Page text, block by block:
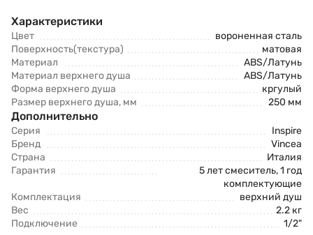
Характеристики
Цвет
вороненная сталь
Поверхность(текстура)
матовая
Материал
ABS/Латунь
Материал верхнего душа
ABS/Латунь
Форма верхнего душа
кргулый
Размер верхнего душа, мм
250 мм
Дополнительно
Серия
Inspire
Бренд
Vincea
Страна
Италия
Гарантия
5 лет смеситель, 1 год
комплектующие
Комплектация
верхний душ
Вес
2.2 кг
Подключение
1/2"